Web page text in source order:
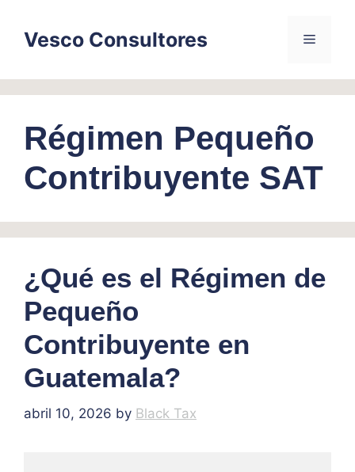
contentVesco Consultores Menu
Régimen Pequeño
Contribuyente SAT
¿Qué es el Régimen de
Pequeño
Contribuyente en
Guatemala?
abril 10, 2026 by Black Tax